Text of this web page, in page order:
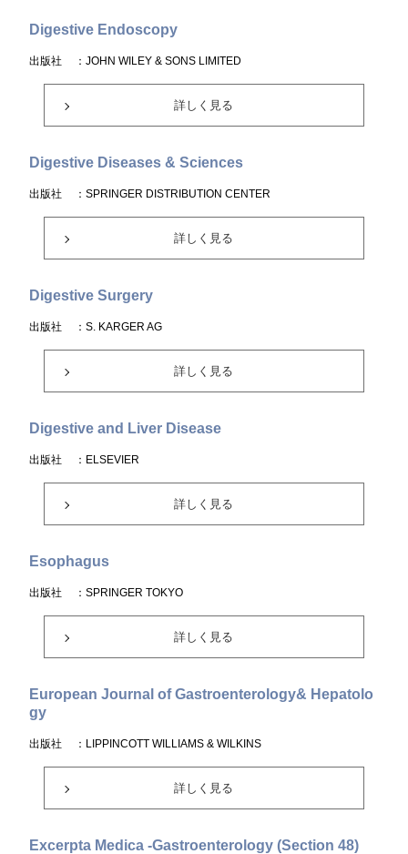
Digestive Endoscopy
出版社 ：JOHN WILEY & SONS LIMITED
詳しく見る
Digestive Diseases & Sciences
出版社 ：SPRINGER DISTRIBUTION CENTER
詳しく見る
Digestive Surgery
出版社 ：S. KARGER AG
詳しく見る
Digestive and Liver Disease
出版社 ：ELSEVIER
詳しく見る
Esophagus
出版社 ：SPRINGER TOKYO
詳しく見る
European Journal of Gastroenterology& Hepatolo
gy
出版社 ：LIPPINCOTT WILLIAMS & WILKINS
詳しく見る
Excerpta Medica -Gastroenterology (Section 48)